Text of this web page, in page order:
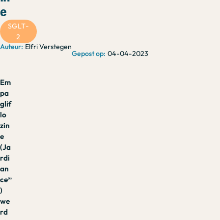
e
Elfri Verstegen
04-04-2023
SGLT-
2
Em
pa
glif
lo
zin
e
(Ja
rdi
an
ce®
)
we
rd